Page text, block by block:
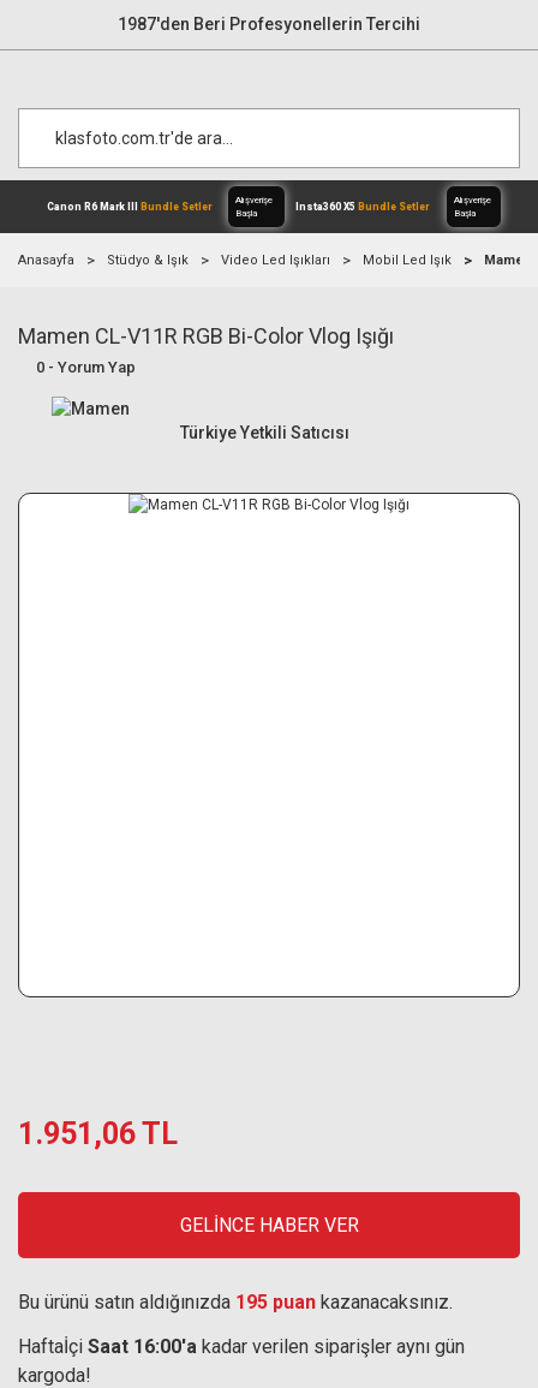
1987'den Beri Profesyonellerin Tercihi
Canon R6 Mark IIIBundle Setler
Alışverişe
Anasayfa Stüdyo & Işık Video Led Işıkları Mobil Led Işık Mamen
Mamen CL-V11R RGB Bi-Color Vlog Işığı
0 - Yorum Yap
Türkiye Yetkili Satıcısı
1.951,06 TL
GELİNCE HABER VER
Bu ürünü satın aldığınızda 195 puan kazanacaksınız.
Haftaİçi Saat 16:00'a kadar verilen siparişler aynı gün
kargoda!